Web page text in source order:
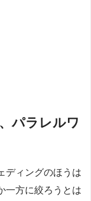
パラレルワ
ディングのほうは
一方に絞ろうとは